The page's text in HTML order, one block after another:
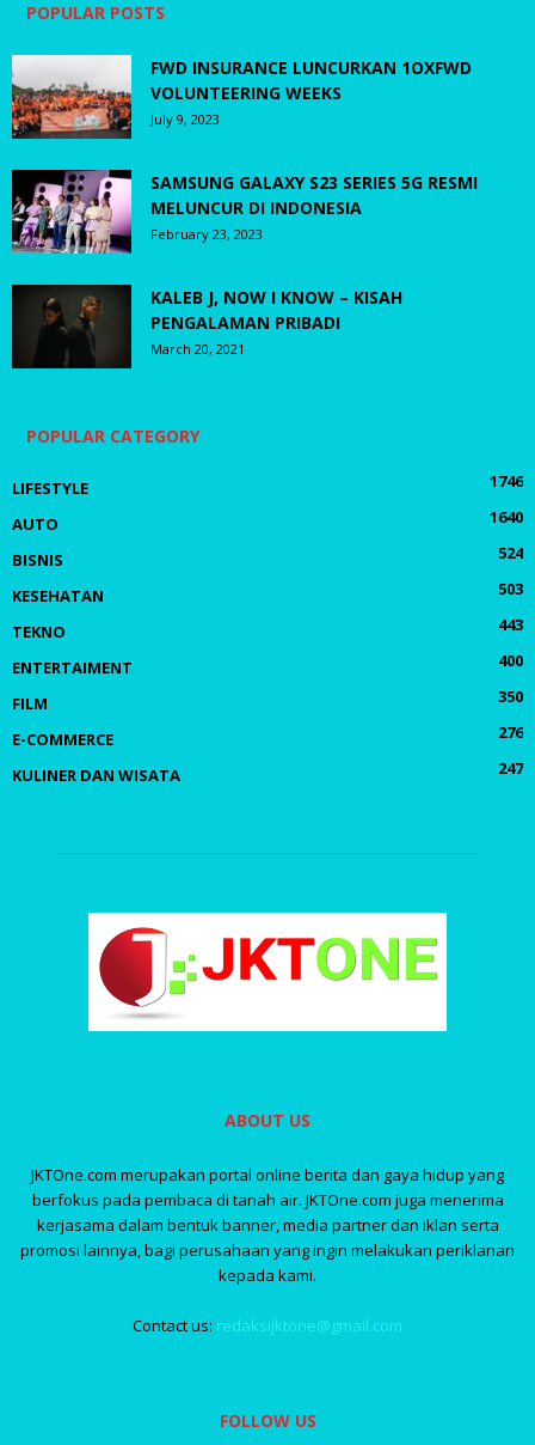
POPULAR POSTS
FWD INSURANCE LUNCURKAN 1OXFWD
VOLUNTEERING WEEKS
July 9, 2023
SAMSUNG GALAXY S23 SERIES 5G RESMI
MELUNCUR DI INDONESIA
February 23, 2023
KALEB J, NOW I KNOW – KISAH
PENGALAMAN PRIBADI
March 20, 2021
POPULAR CATEGORY
LIFESTYLE
1746
AUTO
1640
BISNIS
524
KESEHATAN
503
TEKNO
443
ENTERTAIMENT
400
FILM
350
E-COMMERCE
276
KULINER DAN WISATA
247
ABOUT US
JKTOne.com merupakan portal online berita dan gaya hidup yang
berfokus pada pembaca di tanah air. JKTOne.com juga menerima
kerjasama dalam bentuk banner, media partner dan iklan serta
promosi lainnya, bagi perusahaan yang ingin melakukan periklanan
kepada kami.
Contact us: redaksijktone@gmail.com
FOLLOW US